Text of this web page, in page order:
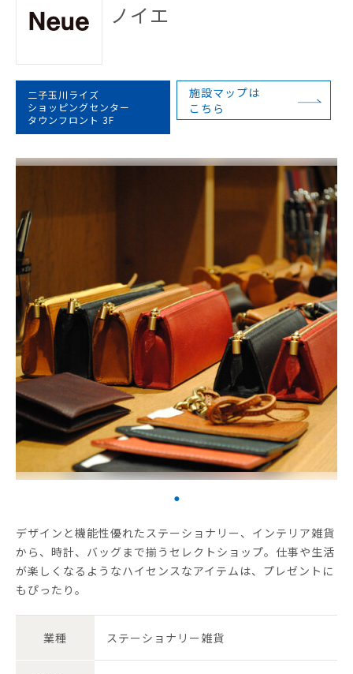
ノイエ
二子玉川ライズ
ショッピングセンター
タウンフロント 3F
施設マップは
こちら
デザインと機能性優れたステーショナリー、インテリア雑貨
から、時計、バッグまで揃うセレクトショップ。仕事や生活
が楽しくなるようなハイセンスなアイテムは、プレゼントに
もぴったり。
業種 ステーショナリー雑貨